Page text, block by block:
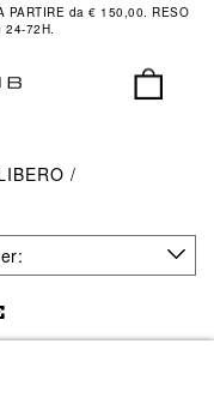
PARTIRE da € 150,00. RESO
24-72H.